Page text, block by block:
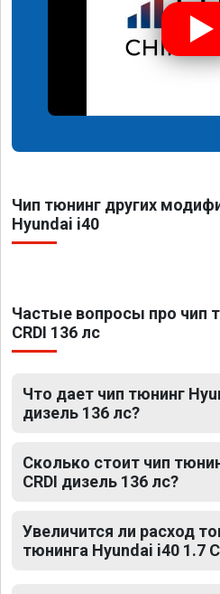
Чип тюнинг других
Hyundai i40
Частые вопросы про чип
CRDI 136 лс
Что дает чип тюнинг
дизель 136 лс?
Сколько стоит чип
CRDI дизель 136 лс?
Увеличится ли расход
тюнинга Hyundai i40 1.7